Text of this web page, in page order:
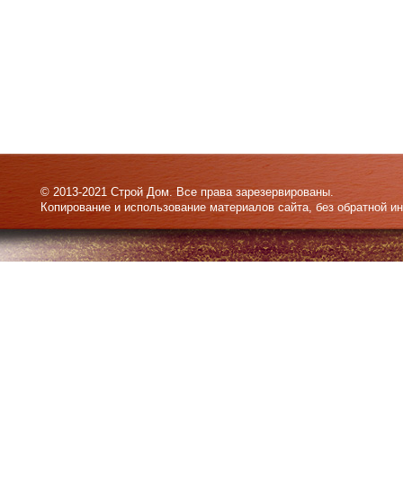
© 2013-2021 Строй Дом. Все права зарезервированы.
Копирование и использование материалов сайта, без обратной